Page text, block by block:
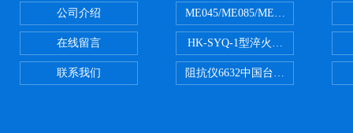
公司介绍
在线留言
联系我们
ME045/ME085/ME150ME系列
HK-SYQ-1型淬火介质冷却性能测
阻抗仪6632中国台湾益和